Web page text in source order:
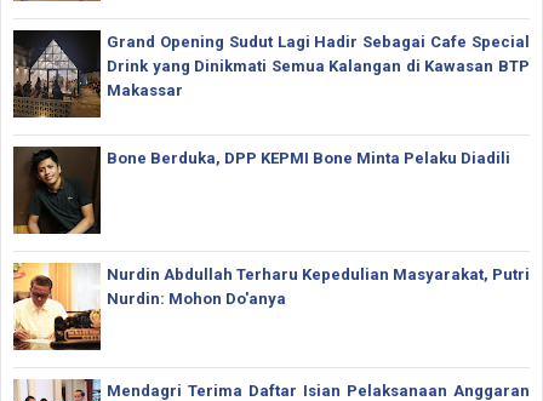
Grand Opening Sudut Lagi Hadir Sebagai Cafe Special
Drink yang Dinikmati Semua Kalangan di Kawasan BTP
Makassar
Bone Berduka, DPP KEPMI Bone Minta Pelaku Diadili
Nurdin Abdullah Terharu Kepedulian Masyarakat, Putri
Nurdin: Mohon Do'anya
Mendagri Terima Daftar Isian Pelaksanaan Anggaran